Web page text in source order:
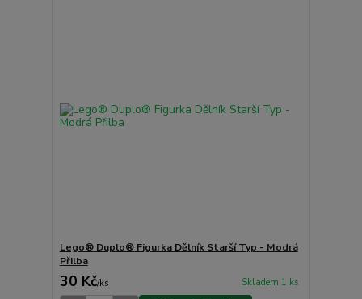
Lego® Duplo® Figurka Dělník Starší Typ - Modrá
Přilba
30 Kč/ks Skladem 1 ks